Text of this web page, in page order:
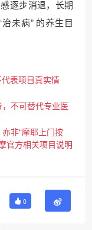
逐步消退，长期
未病” 的养生目
表项目真实情
不可替代专业医
非“摩耶上门按
官方相关项目说明
0